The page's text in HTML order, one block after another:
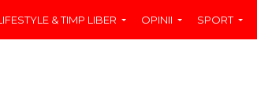
& TIMP LIBER OPINII SPORT